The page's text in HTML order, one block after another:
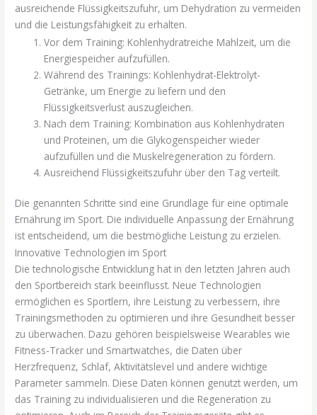
ausreichende Flüssigkeitszufuhr, um Dehydration zu vermeiden
und die Leistungsfähigkeit zu erhalten.
Vor dem Training: Kohlenhydratreiche Mahlzeit, um die
Energiespeicher aufzufüllen.
Während des Trainings: Kohlenhydrat-Elektrolyt-
Getränke, um Energie zu liefern und den
Flüssigkeitsverlust auszugleichen.
Nach dem Training: Kombination aus Kohlenhydraten
und Proteinen, um die Glykogenspeicher wieder
aufzufüllen und die Muskelregeneration zu fördern.
Ausreichend Flüssigkeitszufuhr über den Tag verteilt.
Die genannten Schritte sind eine Grundlage für eine optimale
Ernährung im Sport. Die individuelle Anpassung der Ernährung
ist entscheidend, um die bestmögliche Leistung zu erzielen.
Innovative Technologien im Sport
Die technologische Entwicklung hat in den letzten Jahren auch
den Sportbereich stark beeinflusst. Neue Technologien
ermöglichen es Sportlern, ihre Leistung zu verbessern, ihre
Trainingsmethoden zu optimieren und ihre Gesundheit besser
zu überwachen. Dazu gehören beispielsweise Wearables wie
Fitness-Tracker und Smartwatches, die Daten über
Herzfrequenz, Schlaf, Aktivitätslevel und andere wichtige
Parameter sammeln. Diese Daten können genutzt werden, um
das Training zu individualisieren und die Regeneration zu